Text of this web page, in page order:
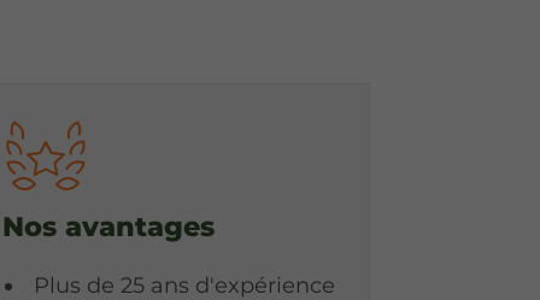
Nos avantages
Plus de 25 ans d'expérience